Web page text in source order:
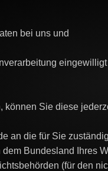
bei uns und
Sie diese
an die für Sie
Bundesland Ihres
(für den